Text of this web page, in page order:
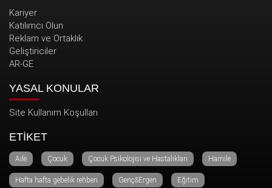
Kariyer
Katılımcı Olun
Reklam ve Ortaklık
Geliştiriciler
AR-GE
YASAL KONULAR
Site Kullanım Koşulları
ETİKET
Aile Çocuk Çocuk Psikolojisi ve Hastalıkları Hamile
Hafta hafta gebelik rehberi Genç&Ergen Eğitim